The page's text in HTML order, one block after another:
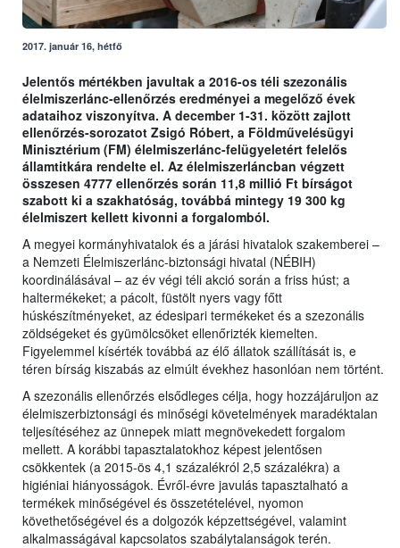
2017. január 16, hétfő
Jelentős mértékben javultak a 2016-os téli szezonális
élelmiszerlánc-ellenőrzés eredményei a megelőző évek
adataihoz viszonyítva. A december 1-31. között zajlott
ellenőrzés-sorozatot Zsigó Róbert, a Földművelésügyi
Minisztérium (FM) élelmiszerlánc-felügyeletért felelős
államtitkára rendelte el. Az élelmiszerláncban végzett
összesen 4777 ellenőrzés során 11,8 millió Ft bírságot
szabott ki a szakhatóság, továbbá mintegy 19 300 kg
élelmiszert kellett kivonni a forgalomból.
A megyei kormányhivatalok és a járási hivatalok szakemberei –
a Nemzeti Élelmiszerlánc-biztonsági hivatal (NÉBIH)
koordinálásával – az év végi téli akció során a friss húst; a
haltermékeket; a pácolt, füstölt nyers vagy főtt
húskészítményeket, az édesipari termékeket és a szezonális
zöldségeket és gyümölcsöket ellenőrizték kiemelten.
Figyelemmel kísérték továbbá az élő állatok szállítását is, e
téren bírság kiszabás az elmúlt évekhez hasonlóan nem történt.
A szezonális ellenőrzés elsődleges célja, hogy hozzájáruljon az
élelmiszerbiztonsági és minőségi követelmények maradéktalan
teljesítéséhez az ünnepek miatt megnövekedett forgalom
mellett. A korábbi tapasztalatokhoz képest jelentősen
csökkentek (a 2015-ös 4,1 százalékról 2,5 százalékra) a
higiéniai hiányosságok. Évről-évre javulás tapasztalható a
termékek minőségével és összetételével, nyomon
követhetőségével és a dolgozók képzettségével, valamint
alkalmasságával kapcsolatos szabálytalanságok terén.